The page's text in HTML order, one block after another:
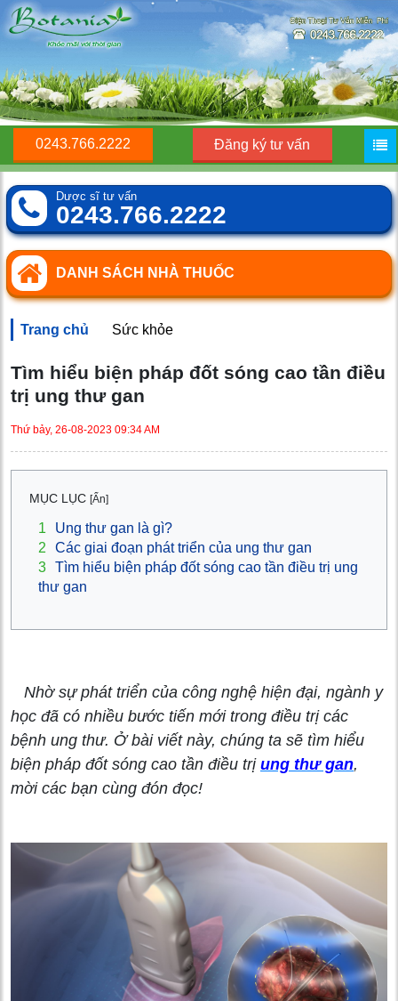
0243.766.2222 Đăng ký tư vấn
Dược sĩ tư vấn
0243.766.2222
DANH SÁCH NHÀ THUỐC
Trang chủ Sức khỏe
Tìm hiểu biện pháp đốt sóng cao tần điều
trị ung thư gan
Thứ bảy, 26-08-2023 09:34 AM
MỤC LỤC [Ẩn]
1
Ung thư gan là gì?
2
Các giai đoạn phát triển của ung thư gan
3 Tìm hiểu biện pháp đốt sóng cao tần điều trị ung
thư gan
Nhờ sự phát triển của công nghệ hiện đại, ngành y
học đã có nhiều bước tiến mới trong điều trị các
bệnh ung thư. Ở bài viết này, chúng ta sẽ tìm hiểu
biện pháp đốt sóng cao tần điều trị ung thư gan,
mời các bạn cùng đón đọc!